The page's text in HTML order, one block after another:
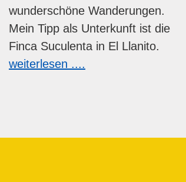
wunderschöne Wanderungen.
Mein Tipp als Unterkunft ist die
Finca Suculenta in El Llanito.
weiterlesen ....